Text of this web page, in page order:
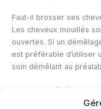
Faut-il brosser ses
Les cheveux mouillés
ouvertes. Si un
est préférable d’utiliser
soin démêlant au
Les huiles végétales
Les huiles végétales